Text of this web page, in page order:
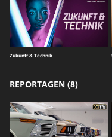
Zukunft & Technik
REPORTAGEN (8)